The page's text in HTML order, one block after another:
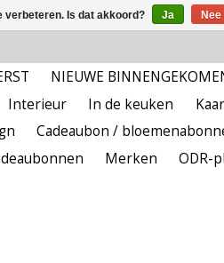
NIEUWE
Interieur In de keuken
Cadeaubon /
Merken ODR-
verbeteren. Is dat akkoord? Ja Nee